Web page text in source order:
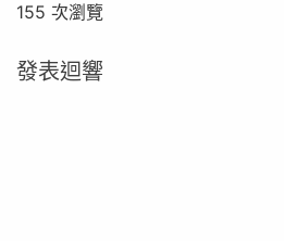
155 次瀏覽
發表迴響